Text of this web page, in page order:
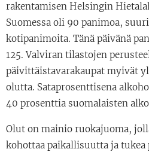
rakentamisen Helsingin
Suomessa oli 90 panimoa,
kotipanimoita. Tänä päivänä
125. Valviran tilastojen
päivittäistavarakaupat myivät
olutta. Sataprosenttisena
40 prosenttia suomalaisten
Olut on mainio ruokajuoma,
kohottaa paikallisuutta ja tukea